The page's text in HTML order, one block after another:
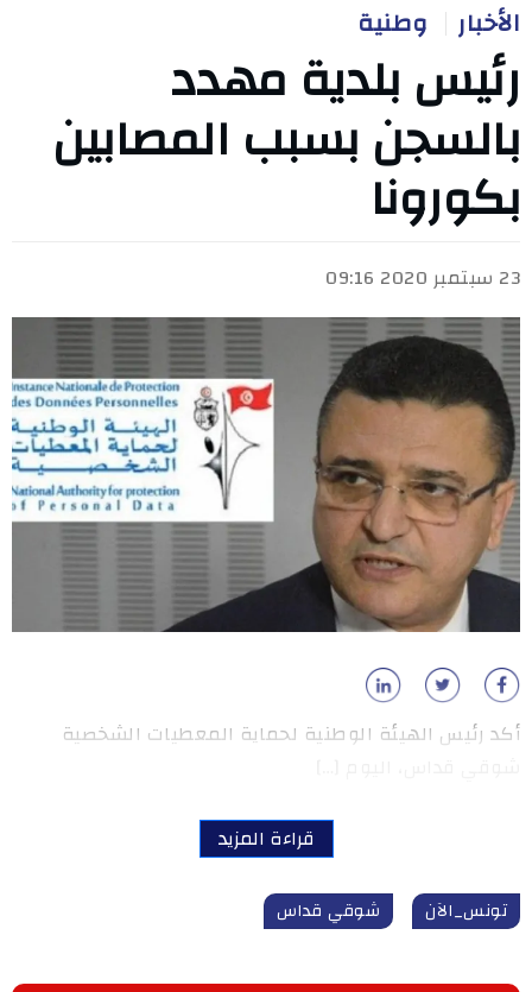
الأخبار وطنية
رئيس بلدية مهدد
بالسجن بسبب المصابين
بكورونا
23 سبتمبر 2020 09:16
أكد رئيس الهيئة الوطنية لحماية المعطيات الشخصية
قراءة المزيد
تونس_الآن شوقي قداس